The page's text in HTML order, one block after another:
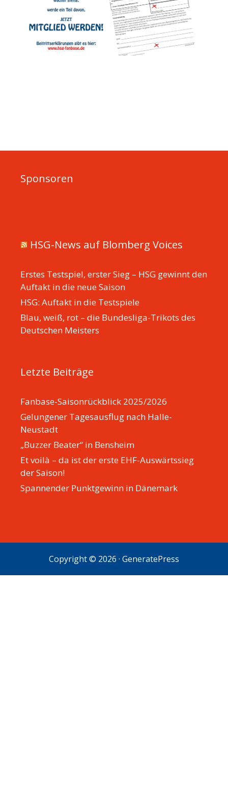
Sponsoren
HSG-News auf Blomberg Voices
Erstes Testspiel, erster Sieg – HSG gewinnt den
Auftakt in die neue Saison
HSG: Auftakt in die Testspiele
Blau, weiß, rot – die Bundesliga-Trikots des
Deutschen Meisters
Letzte Beiträge
Fanbase-Saisonrückblick 2025/2026
Gelungener Tagesausflug nach Halle-
Neustadt
„Buzzer Beater“ in Bensheim
Et voilà – da ist der erste EHF-Auswärtssieg
der Saison!
Spannender Punktgewinn in Dänemark
Copyright © 2026 · GeneratePress